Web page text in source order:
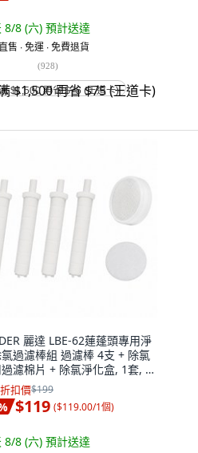
8/8 (六) 預計送達
售 ∙ 免運 ∙ 免費退貨
(928)
$1,500 再省 $75 (王道卡)
麗達 LBE-62蓮蓬頭專用淨
過濾棒組 過濾棒 4支 + 除氯
濾棉片 + 除氯淨化盒, 1套, 無
扣價$199
$119 ($119.00/1個)
8/8 (六) 預計送達